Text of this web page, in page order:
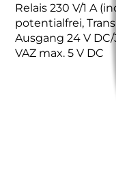
Relais 230 V/1 A (ind.)
potentialfrei,
Ausgang 24 V DC/
VAZ max. 5 V DC